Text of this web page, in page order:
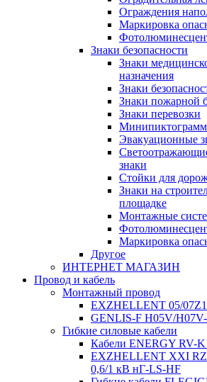
Ограждения
Маркировка
Знаки безопасности
Знаки
назначения
Знаки
Знаки пожарной
Знаки перевозки
Эвакуационные
знаки
Стойки для
Знаки на
площадке
Монтажные
Маркировка
Другое
ИНТЕРНЕТ МАГАЗИН
Провод и кабель
Монтажный провод
EXZHELLENT 05/
GENLIS-F Н05V/
Гибкие силовые кабели
Кабели ENERGY RV-K
EXZHELLENT XXI
0,6/1 кВ нГ-LS-HF